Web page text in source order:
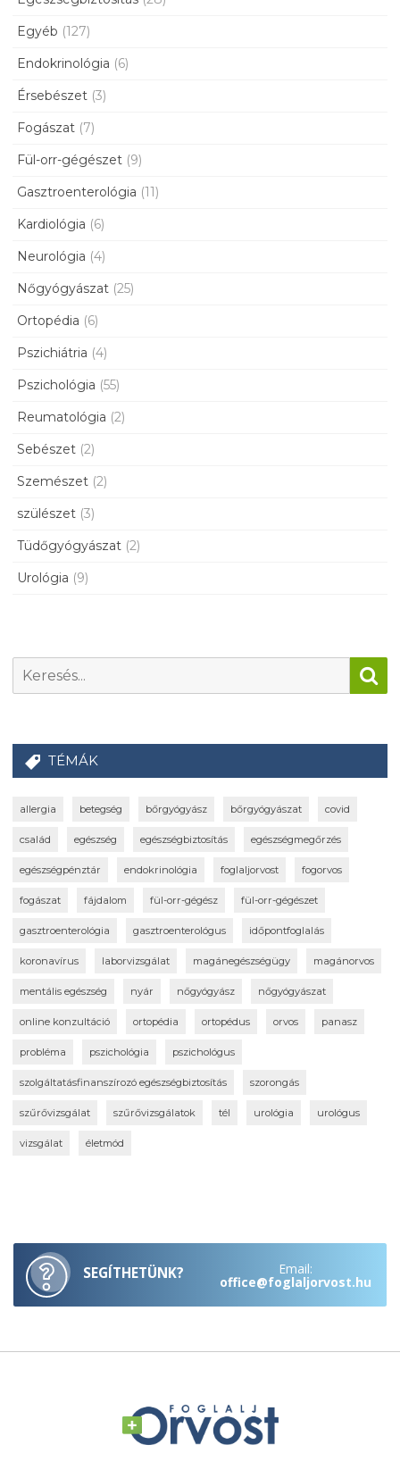
Egyéb (127)
Endokrinológia (6)
Érsebészet (3)
Fogászat (7)
Fül-orr-gégészet (9)
Gasztroenterológia (11)
Kardiológia (6)
Neurológia (4)
Nőgyógyászat (25)
Ortopédia (6)
Pszichiátria (4)
Pszichológia (55)
Reumatológia (2)
Sebészet (2)
Szemészet (2)
szülészet (3)
Tüdőgyógyászat (2)
Urológia (9)
TÉMÁK
allergia betegség bőrgyógyász bőrgyógyászat covid
család egészség egészségbiztosítás egészségmegőrzés
egészségpénztár endokrinológia foglaljorvost fogorvos
fogászat fájdalom fül-orr-gégész fül-orr-gégészet
gasztroenterológia gasztroenterológus időpontfoglalás
koronavírus laborvizsgálat magánegészségügy magánorvos
mentális egészség nyár nőgyógyász nőgyógyászat
online konzultáció ortopédia ortopédus orvos panasz
probléma pszichológia pszichológus
szolgáltatásfinanszírozó egészségbiztosítás szorongás
szűrővizsgálat szűrővizsgálatok tél urológia urológus
vizsgálat életmód
SEGÍTHETÜNK? Email:
office@foglaljorvost.hu